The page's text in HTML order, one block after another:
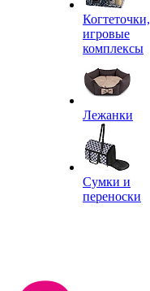
Когтеточки,
игровые
комплексы
Лежанки
Сумки и
переноски